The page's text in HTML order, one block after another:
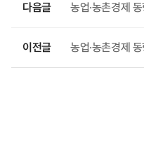
다음글 농업·농촌경제
이전글 농업·농촌경제